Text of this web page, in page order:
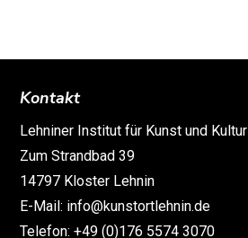
Kontakt
Lehniner Institut für Kunst und Kultur
Zum Strandbad 39
14797 Kloster Lehnin
E-Mail: info@kunstortlehnin.de
Telefon: +49 (0)176 5574 3070